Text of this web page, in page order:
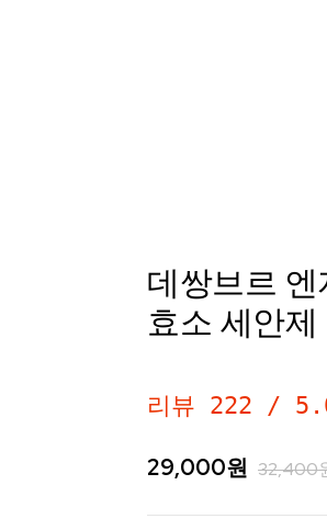
데쌍브르
효소 세안
리뷰 222 /
29,000원 32,400